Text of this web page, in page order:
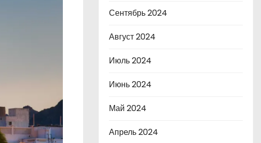
Сентябрь 2024
Август 2024
Июль 2024
Июнь 2024
Май 2024
Апрель 2024